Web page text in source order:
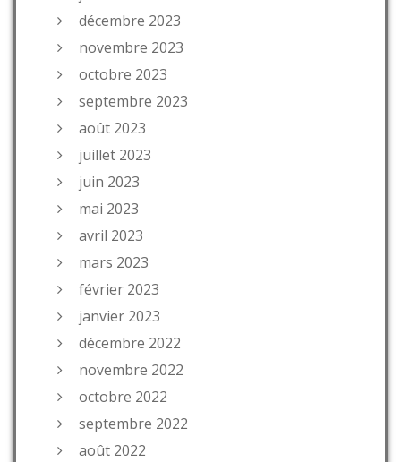
décembre 2023
novembre 2023
octobre 2023
septembre 2023
août 2023
juillet 2023
juin 2023
mai 2023
avril 2023
mars 2023
février 2023
janvier 2023
décembre 2022
novembre 2022
octobre 2022
septembre 2022
août 2022